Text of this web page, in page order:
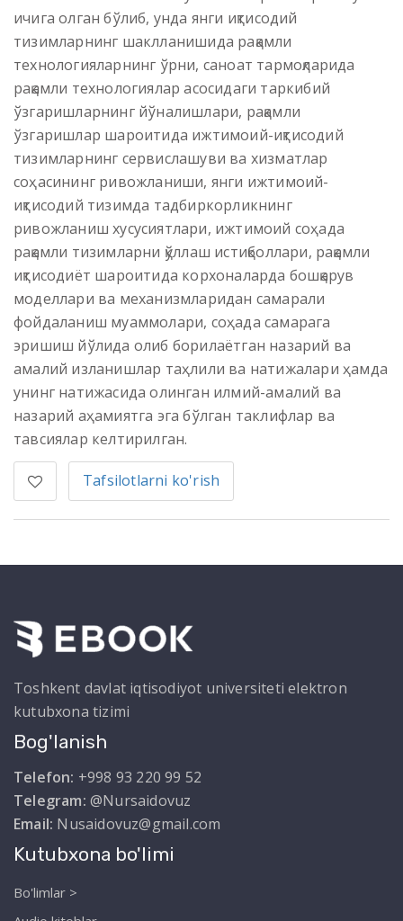
ичига олган бўлиб, унда янги иқтисодий
тизимларнинг шаклланишида рақамли
технологияларнинг ўрни, саноат тармоқларида
рақамли технологиялар асосидаги таркибий
ўзгаришларнинг йўналишлари, рақамли
ўзгаришлар шароитида ижтимоий-иқтисодий
тизимларнинг сервислашуви ва хизматлар
соҳасининг ривожланиши, янги ижтимоий-
иқтисодий тизимда тадбиркорликнинг
ривожланиш хусусиятлари, ижтимоий соҳада
рақамли тизимларни қўллаш истиқболлари, рақамли
иқтисодиёт шароитида корхоналарда бошқарув
моделлари ва механизмларидан самарали
фойдаланиш муаммолари, соҳада самарага
эришиш йўлида олиб борилаётган назарий ва
амалий изланишлар таҳлили ва натижалари ҳамда
унинг натижасида олинган илмий-амалий ва
назарий аҳамиятга эга бўлган таклифлар ва
тавсиялар келтирилган.
Tafsilotlarni ko'rish
Toshkent davlat iqtisodiyot universiteti elektron
kutubxona tizimi
Bog'lanish
Telefon: +998 93 220 99 52
Telegram: @Nursaidovuz
Email: Nusaidovuz@gmail.com
Kutubxona bo'limi
Bo'limlar >